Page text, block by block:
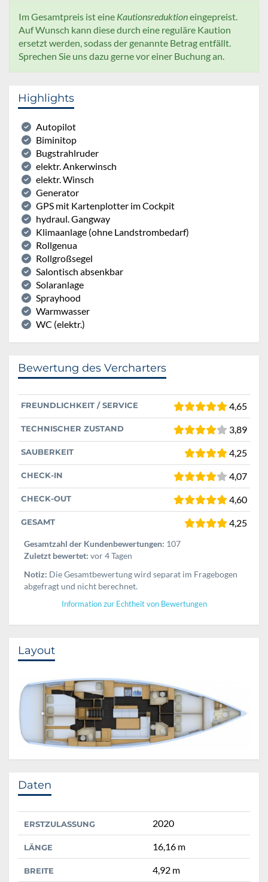
Im Gesamtpreis ist eine Kautionsreduktioneingepreist.
Auf Wunsch kann diese durch eine reguläre Kaution
ersetzt werden, sodass der genannte Betrag entfällt.
Sprechen Sie uns dazu gerne vor einer Buchung an.
Highlights
Autopilot
Biminitop
Bugstrahlruder
elektr. Ankerwinsch
elektr. Winsch
Generator
GPS mit Kartenplotter im Cockpit
hydraul. Gangway
Klimaanlage (ohne Landstrombedarf)
Rollgenua
Rollgroßsegel
Salontisch absenkbar
Solaranlage
Sprayhood
Warmwasser
WC (elektr.)
Bewertung des Vercharters
FREUNDLICHKEIT / SERVICE 4,65
TECHNISCHER ZUSTAND 3,89
SAUBERKEIT 4,25
CHECK-IN 4,07
CHECK-OUT 4,60
GESAMT 4,25
Gesamtzahl der Kundenbewertungen: 107
Zuletzt bewertet: vor 4 Tagen
Notiz: Die Gesamtbewertung wird separat im Fragebogen
abgefragt und nicht berechnet.
Information zur Echtheit von Bewertungen
Layout
Daten
ERSTZULASSUNG 2020
LÄNGE 16,16 m
BREITE 4,92 m